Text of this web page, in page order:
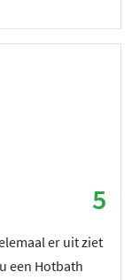
5
er uit ziet
een Hotbath